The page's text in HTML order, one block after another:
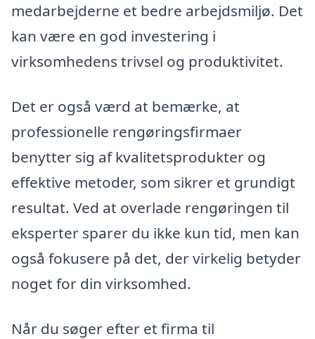
medarbejderne et bedre arbejdsmiljø. Det
kan være en god investering i
virksomhedens trivsel og produktivitet.
Det er også værd at bemærke, at
professionelle rengøringsfirmaer
benytter sig af kvalitetsprodukter og
effektive metoder, som sikrer et grundigt
resultat. Ved at overlade rengøringen til
eksperter sparer du ikke kun tid, men kan
også fokusere på det, der virkelig betyder
noget for din virksomhed.
Når du søger efter et firma til